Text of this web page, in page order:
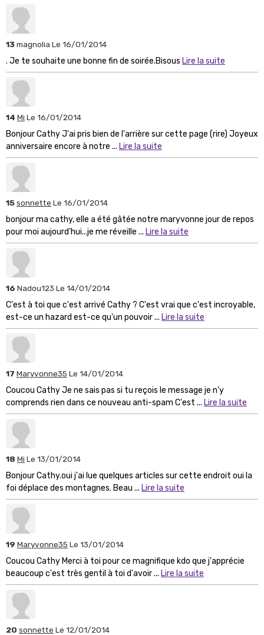
13magnolia Le 16/01/2014
. Je te souhaite une bonne fin de soirée.Bisous Lire la suite
14 Mi Le 16/01/2014
Bonjour Cathy J'ai pris bien de l'arrière sur cette page (rire) Joyeux
anniversaire encore à notre ... Lire la suite
15sonnette Le 16/01/2014
bonjour ma cathy, elle a été gâtée notre maryvonne jour de repos
pour moi aujourd'hui...je me réveille ... Lire la suite
16 Nadou123 Le 14/01/2014
C'est à toi que c'est arrivé Cathy ? C'est vrai que c'est incroyable,
est-ce un hazard est-ce qu'un pouvoir ... Lire la suite
17 Maryvonne35 Le 14/01/2014
Coucou Cathy Je ne sais pas si tu reçois le message je n'y
comprends rien dans ce nouveau anti-spam C'est ... Lire la suite
18 Mi Le 13/01/2014
Bonjour Cathy.oui j'ai lue quelques articles sur cette endroit oui la
foi déplace des montagnes. Beau ... Lire la suite
19 Maryvonne35 Le 13/01/2014
Coucou Cathy Merci à toi pour ce magnifique kdo que j'apprécie
beaucoup c'est très gentil à toi d'avoir ... Lire la suite
20 sonnette Le 12/01/2014